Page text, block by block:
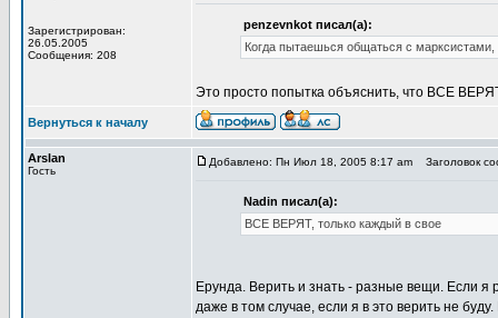
Зарегистрирован:
26.05.2005
Сообщения: 208
penzevnkot писал(а):
Когда пытаешься общаться с
Это просто попытка объяснить, что ВСЕ
Вернуться к началу
Arslan
Гость
Добавлено: Пн Июл 18, 2005 8:17 am Заголовок
Nadin писал(а):
ВСЕ ВЕРЯТ, только каждый в свое
Ерунда. Верить и знать - разные вещи. Если я
даже в том случае, если я в это верить не